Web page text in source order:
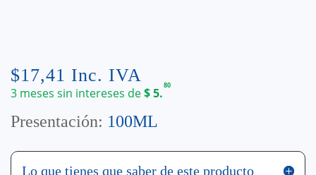
$17,41 Inc. IVA
3 meses sin intereses de$5.80
Presentación: 100ML
Lo que tienes que saber de este producto